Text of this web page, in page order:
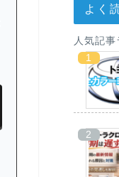
よく
人気記